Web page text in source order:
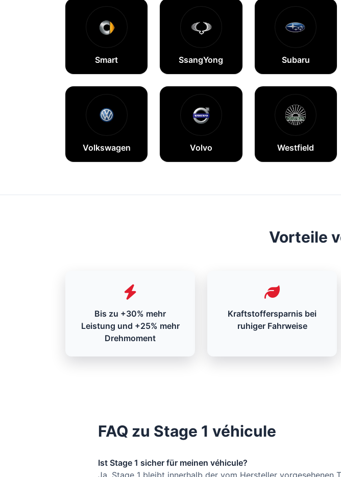
Smart SsangYong Subaru
Volkswagen Volvo Westfield
Vorteile
Bis zu +30% mehr
Leistung und +25% mehr
Drehmoment
Kraftstoffersparnis bei
ruhiger Fahrweise
FAQ zu Stage 1 véhicule
Ist Stage 1 sicher für meinen véhicule?
Ja, Stage 1 bleibt innerhalb der vom Hersteller vorgesehenen